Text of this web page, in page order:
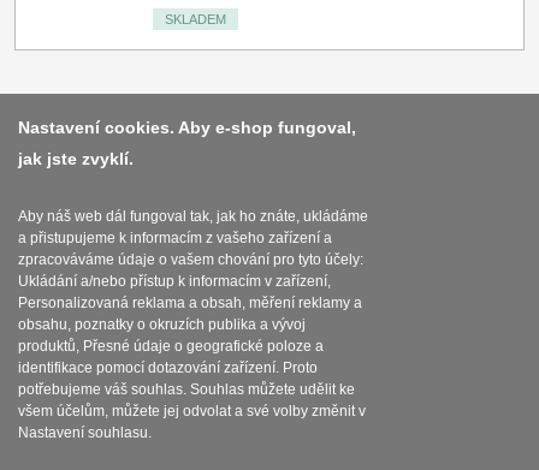
SKLADEM
Platba a dodávka
Obchodní podmínky
Zasady zpracovani osobnich udaju
Reklamační řád
Nastavení cookies. Aby e-shop fungoval,
jak jste zvyklí.
Aby náš web dál fungoval tak, jak ho znáte, ukládáme
a přistupujeme k informacím z vašeho zařízení a
zpracováváme údaje o vašem chování pro tyto účely:
Ukládání a/nebo přístup k informacím v zařízení,
Personalizovaná reklama a obsah, měření reklamy a
obsahu, poznatky o okruzích publika a vývoj
produktů, Přesné údaje o geografické poloze a
identifikace pomocí dotazování zařízení. Proto
potřebujeme váš souhlas. Souhlas můžete udělit ke
všem účelům, můžete jej odvolat a své volby změnit v
Nastavení souhlasu.